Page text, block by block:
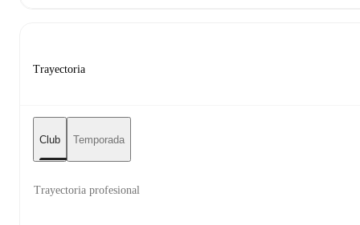
Trayectoria
Club Temporada
Trayectoria profesional